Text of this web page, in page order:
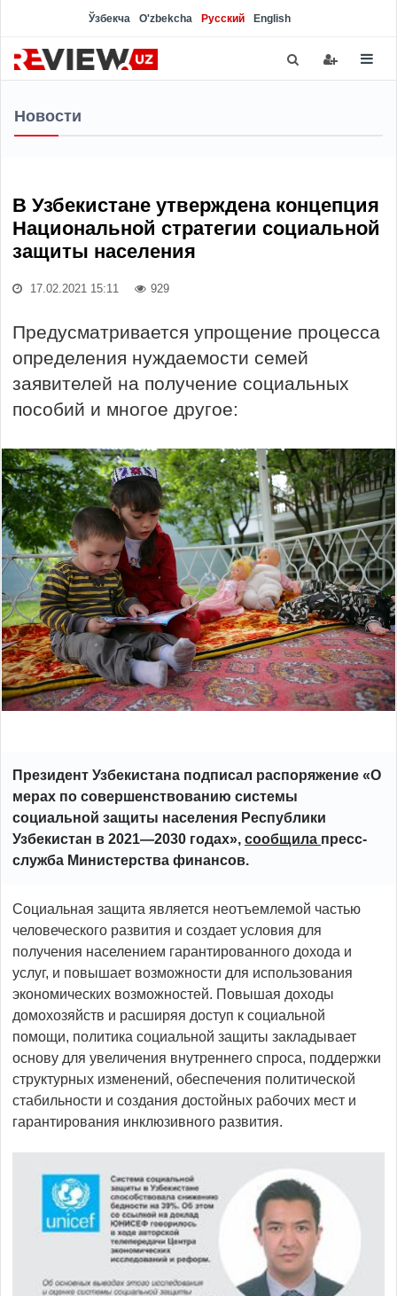
Ўзбекча O'zbekcha Русский English
Новости
В Узбекистане утверждена концепция
Национальной стратегии социальной
защиты населения
17.02.2021 15:11 929
Предусматривается упрощение процесса
определения нуждаемости семей
заявителей на получение социальных
пособий и многое другое:
Президент Узбекистана подписал распоряжение «О
мерах по совершенствованию системы
социальной защиты населения Республики
Узбекистан в 2021—2030 годах», сообщила пресс-
служба Министерства финансов.
Социальная защита является неотъемлемой частью
человеческого развития и создает условия для
получения населением гарантированного дохода и
услуг, и повышает возможности для использования
экономических возможностей. Повышая доходы
домохозяйств и расширяя доступ к социальной
помощи, политика социальной защиты закладывает
основу для увеличения внутреннего спроса, поддержки
структурных изменений, обеспечения политической
стабильности и создания достойных рабочих мест и
гарантирования инклюзивного развития.